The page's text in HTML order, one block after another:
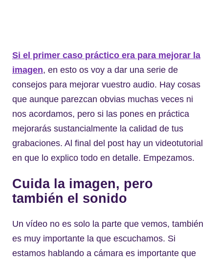
Si el primer caso práctico era para mejorar la
imagen, en esto os voy a dar una serie de
consejos para mejorar vuestro audio. Hay cosas
que aunque parezcan obvias muchas veces ni
nos acordamos, pero si las pones en práctica
mejorarás sustancialmente la calidad de tus
grabaciones. Al final del post hay un videotutorial
en que lo explico todo en detalle. Empezamos.
Cuida la imagen, pero
también el sonido
Un vídeo no es solo la parte que vemos, también
es muy importante la que escuchamos. Si
estamos hablando a cámara es importante que